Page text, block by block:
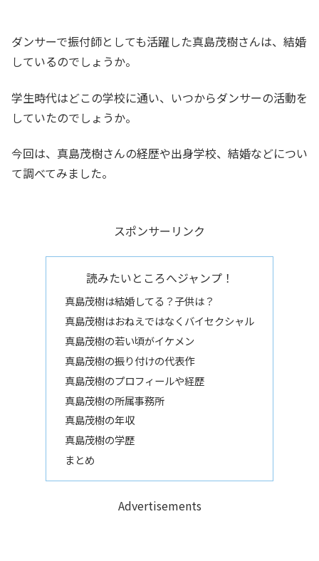
ダンサーで振付師としても活躍した真島茂樹さんは、結婚
しているのでしょうか。
学生時代はどこの学校に通い、いつからダンサーの活動を
していたのでしょうか。
今回は、真島茂樹さんの経歴や出身学校、結婚などについ
て調べてみました。
スポンサーリンク
読みたいところへジャンプ！
真島茂樹は結婚してる？子供は？
真島茂樹はおねえではなくバイセクシャル
真島茂樹の若い頃がイケメン
真島茂樹の振り付けの代表作
真島茂樹のプロフィールや経歴
真島茂樹の所属事務所
真島茂樹の年収
真島茂樹の学歴
まとめ
Advertisements